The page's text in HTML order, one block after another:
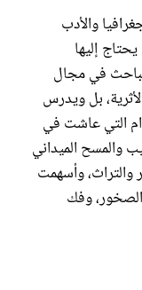
والأدب
إليها
في مجال
بل ويدرس
التي عاشت في
والمسح الميداني
والتراث، وأسهمت
وفك